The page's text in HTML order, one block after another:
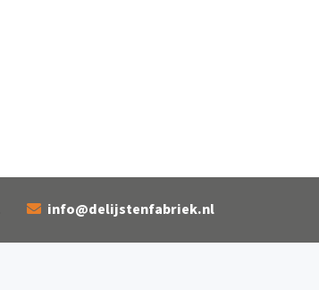
info@delijstenfabriek.nl